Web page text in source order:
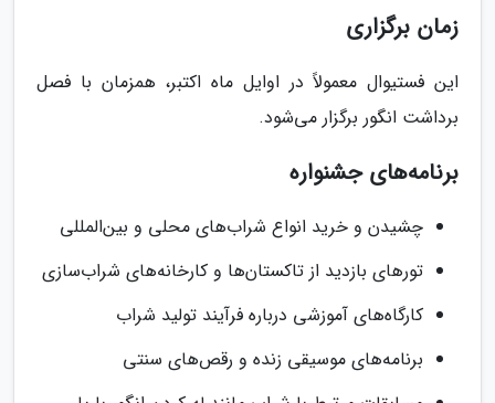
زمان برگزاری
این فستیوال معمولاً در اوایل ماه اکتبر، همزمان با فصل
برداشت انگور برگزار می‌شود.
برنامه‌های جشنواره
چشیدن و خرید انواع شراب‌های محلی و بین‌المللی
تورهای بازدید از تاکستان‌ها و کارخانه‌های شراب‌سازی
کارگاه‌های آموزشی درباره فرآیند تولید شراب
برنامه‌های موسیقی زنده و رقص‌های سنتی